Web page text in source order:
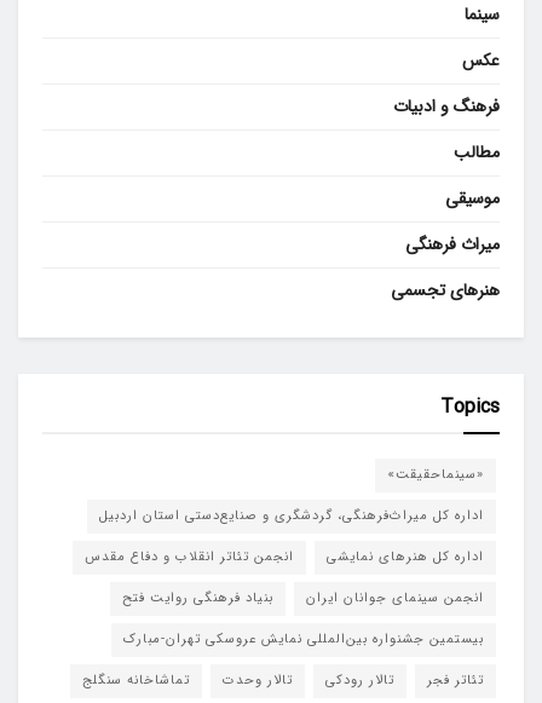
سینما
عکس
فرهنگ و ادبیات
مطالب
موسیقی
میراث فرهنگی
هنرهای تجسمی
Topics
«سینماحقیقت»
اداره کل میراث‌فرهنگی، گردشگری و صنایع‌دستی استان اردبیل
اداره کل هنرهای نمایشی
انجمن تئاتر انقلاب و دفاع مقدس
انجمن سینمای جوانان ایران
بنیاد فرهنگی روایت فتح
بیستمین جشنواره بین‌المللی نمایش عروسکی تهران-مبارک
تئاتر فجر
تالار رودکی تالار وحدت
تماشاخانه سنگلج